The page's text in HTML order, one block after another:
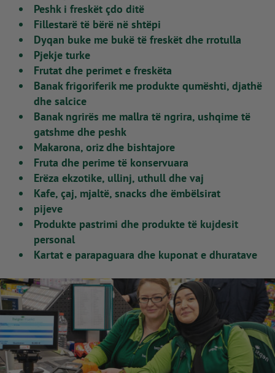
Peshk i freskët çdo ditë
Fillestarë të bërë në shtëpi
Dyqan buke me bukë të freskët dhe rrotulla
Pjekje turke
Frutat dhe perimet e freskëta
Banak frigoriferik me produkte qumështi, djathë
dhe salcice
Banak ngrirës me mallra të ngrira, ushqime të
gatshme dhe peshk
Makarona, oriz dhe bishtajore
Fruta dhe perime të konservuara
Erëza ekzotike, ullinj, uthull dhe vaj
Kafe, çaj, mjaltë, snacks dhe ëmbëlsirat
pijeve
Produkte pastrimi dhe produkte të kujdesit
personal
Kartat e parapaguara dhe kuponat e dhuratave